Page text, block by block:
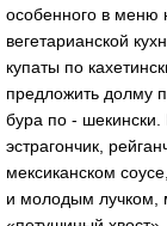
особенного в меню
вегетарианской
купаты по
предложить долму
бура по -
эстрагончик,
мексиканском
и молодым лучком,